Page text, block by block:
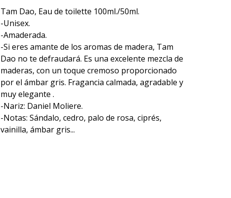
Tam Dao, Eau de toilette 100ml./50ml.
-Unisex.
-Amaderada.
-Si eres amante de los aromas de madera, Tam
Dao no te defraudará. Es una excelente mezcla de
maderas, con un toque cremoso proporcionado
por el ámbar gris. Fragancia calmada, agradable y
muy elegante .
-Nariz: Daniel Moliere.
-Notas: Sándalo, cedro, palo de rosa, ciprés,
vainilla, ámbar gris...